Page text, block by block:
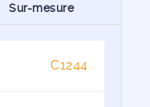
Sur-mesure
C1244